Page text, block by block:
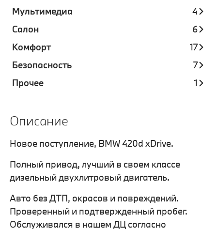
Мультимедиа
4
Салон
6
Комфорт
17
Безопасность
7
Прочее
1
Описание
Новое поступление, BMW 420d xDrive.
Полный привод, лучший в своем классе
дизельный двухлитровый двигатель.
Авто без ДТП, окрасов и повреждений.
Проверенный и подтвержденный пробег.
Обслуживался в нашем ДЦ согласно